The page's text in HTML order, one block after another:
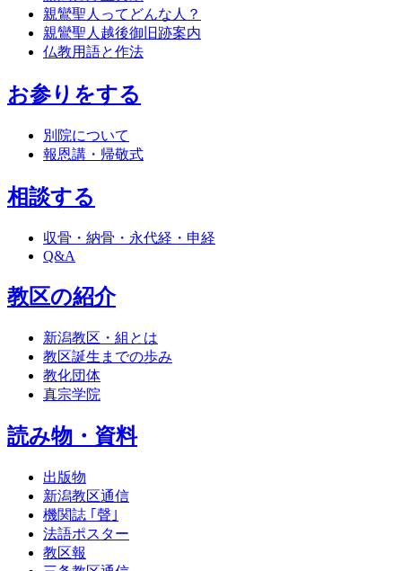
親鸞聖人ってどんな人？
親鸞聖人越後御旧跡案内
仏教用語と作法
お参りをする
別院について
報恩講・帰敬式
相談する
収骨・納骨・永代経・申経
Q&A
教区の紹介
新潟教区・組とは
教区誕生までの歩み
教化団体
真宗学院
読み物・資料
出版物
新潟教区通信
機関誌 ｢聲｣
法語ポスター
教区報